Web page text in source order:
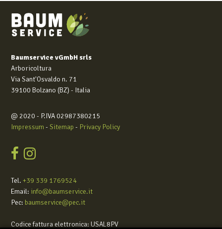
Baumservice vGmbH srls
Arboricoltura
Via Sant'Osvaldo n. 71
39100 Bolzano (BZ) - Italia
@ 2020 - P.IVA 02987380215
Impressum -Sitemap- Privacy Policy
Tel.+39 339 1769524
Email: info@baumservice.it
Pec: baumservice@pec.it
Codice fattura elettronica: USAL8PV